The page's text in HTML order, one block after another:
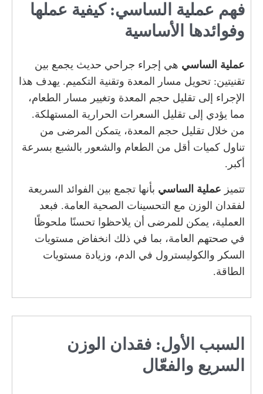
فهم عملية الساسي: كيفية عملها
وفوائدها الأساسية
عملية الساسي هي إجراء جراحي حديث يجمع بين
تقنيتين: تحويل مسار المعدة وتقنية التكميم. يهدف هذا
الإجراء إلى تقليل حجم المعدة وتغيير مسار الطعام،
مما يؤدي إلى تقليل السعرات الحرارية المستهلكة.
من خلال تقليل حجم المعدة، يتمكن المرضى من
تناول كميات أقل من الطعام والشعور بالشبع بسرعة
أكبر.
تتميز عملية الساسي بأنها تجمع بين الفوائد السريعة
لفقدان الوزن مع التحسينات الصحية العامة. فبعد
العملية، يمكن للمرضى أن يلاحظوا تحسنًا ملحوظًا
في صحتهم العامة، بما في ذلك انخفاض مستويات
السكر والكوليسترول في الدم، وزيادة مستويات
الطاقة.
السبب الأول: فقدان الوزن
السريع والفعّال